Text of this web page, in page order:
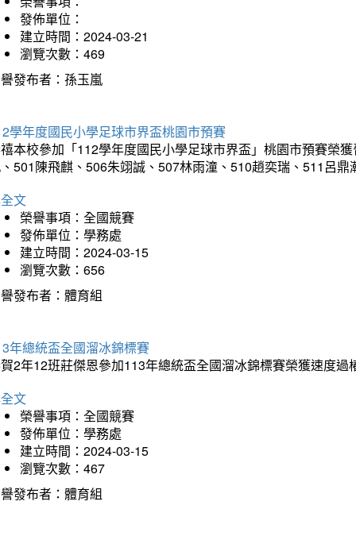
發佈單位：
建立時間：2024-03-21
瀏覽次數：469
發布者：孫玉嵐
學年度國民小學足球市界盃桃園市預賽
本校參加「112學年度國民小學足球市界盃」桃園市預賽榮
501陳飛麒、506朱翊誠、507林雨潼、510趙奕瑞、511呂
文
榮譽事項：全國競賽
發佈單位：學務處
建立時間：2024-03-15
瀏覽次數：656
發布者：體育組
年總統盃全國溜冰錦標賽
2年12班莊傑恩參加113年總統盃全國溜冰錦標賽榮獲速度過
文
榮譽事項：全國競賽
發佈單位：學務處
建立時間：2024-03-15
瀏覽次數：467
發布者：體育組